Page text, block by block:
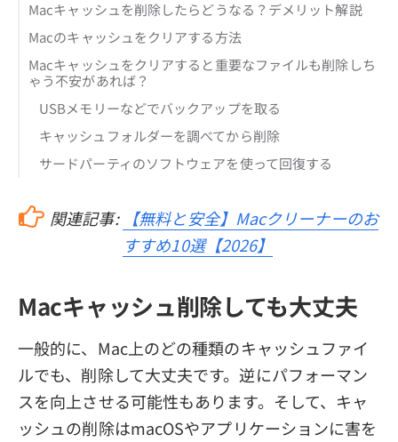
Macキャッシュを削除したらどうなる？デメリット解説
Macのキャッシュをクリアする方法
Macキャッシュをクリアすると重要なファイルも削除しち
ゃう不安があれば？
USBメモリーなどでバックアップを取る
キャッシュフォルダーを調べてから削除
サードパーティのソフトウェアを使って回復する
関連記事:
【無料と安全】Macクリーナーのお
すすめ10選【2026】
Macキャッシュ削除しても大丈夫
一般的に、Mac上のどの種類のキャッシュファイ
ルでも、削除して大丈夫です。逆にパフォーマン
スを向上させる可能性もあります。そして、キャ
ッシュの削除はmacOSやアプリケーションに害を